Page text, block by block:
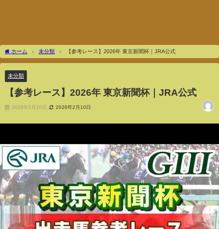
ホーム 未分類 【参考レース】2026年 東京新聞杯｜JRA公式
未分類
【参考レース】2026年 東京新聞杯｜JRA公式
2026年2月10日 2026年2月10日